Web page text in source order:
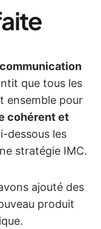
que tous les
ensemble pour
cohérent et
dessous les
stratégie IMC.
ajouté des
produit